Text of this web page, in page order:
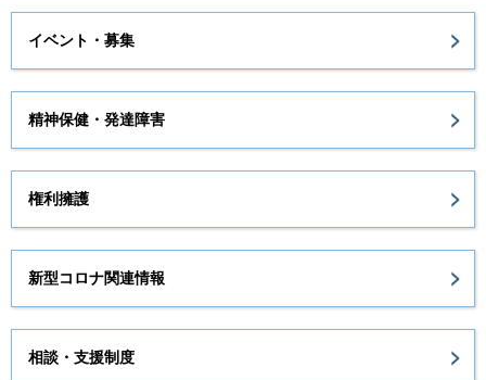
イベント・募集
精神保健・発達障害
権利擁護
新型コロナ関連情報
相談・支援制度